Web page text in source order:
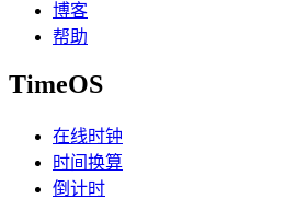
博客
帮助
TimeOS
在线时钟
时间换算
倒计时